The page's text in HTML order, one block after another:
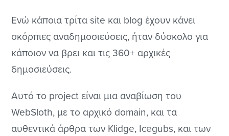
Ενώ κάποια τρίτα site και blog έχουν κάνει
σκόρπιες αναδημοσιεύσεις, ήταν δύσκολο για
κάποιον να βρει και τις 360+ αρχικές
δημοσιεύσεις.
Αυτό το project είναι μια αναβίωση του
WebSloth, με το αρχικό domain, και τα
αυθεντικά άρθρα των Klidge, Icegubs, και των